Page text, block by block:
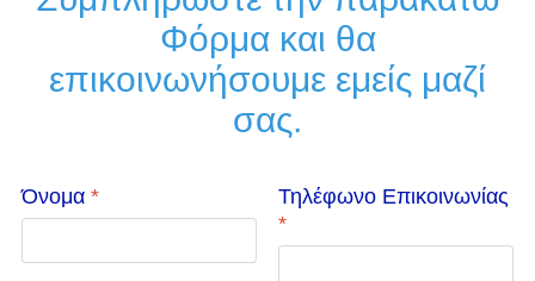
Φόρμα και θα
επικοινωνήσουμε εμείς μαζί
σας.
Όνομα *
Τηλέφωνο Επικοινωνίας
*